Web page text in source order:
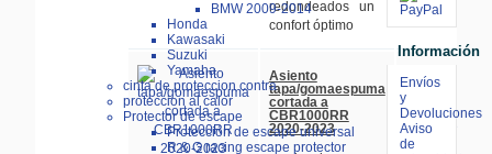
BMW 2009-2014
Honda
Kawasaki
Suzuki
Yamaha
cinta de proteccion contra
proteccion al calor
Protector de escape
Protección de escape universal
R & G racing escape protector
redondeados un
confort óptimo
Asiento
tapa/gomaespuma
cortada a
CBR1000RR
2020-2023
39.90 €
incl. 19%
más
gastos de
Información
Envíos
y
Devoluciones
Aviso
de